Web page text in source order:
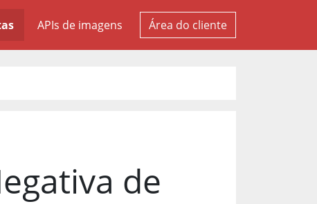
APIs de imagens Área do cliente
de